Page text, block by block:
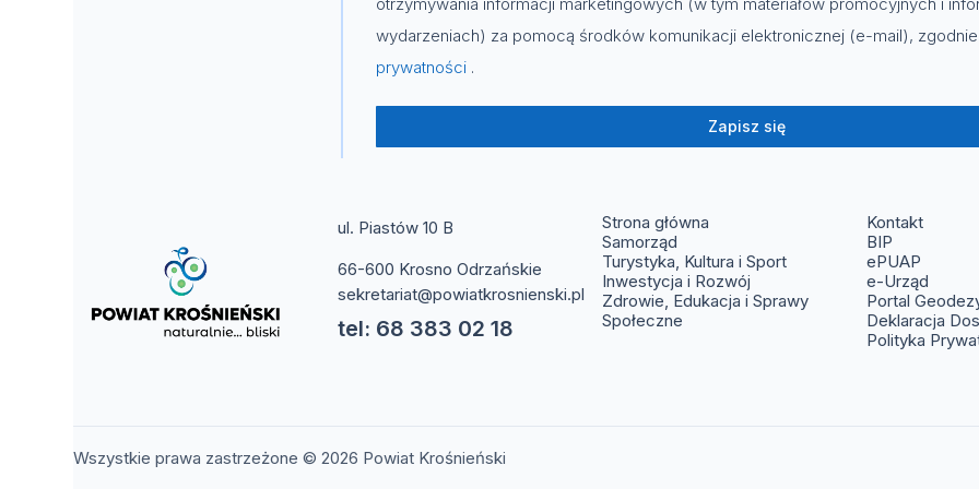
wydarzeniach) za pomocą środków komunikacji elektronicznej (e-mail),
prywatności .
Zapisz się
ul. Piastów 10 B
66-600 Krosno Odrzańskie
sekretariat@powiatkrosnienski.pl
tel: 68 383 02 18
Strona główna
Samorząd
Turystyka, Kultura i Sport
Inwestycja i Rozwój
Zdrowie, Edukacja i Sprawy
Społeczne
Kontakt
BIP(otwiera
ePUAP
e-Urząd
Portal
Deklaracja
Polityka
Wszystkie prawa zastrzeżone © 2026 Powiat Krośnieński